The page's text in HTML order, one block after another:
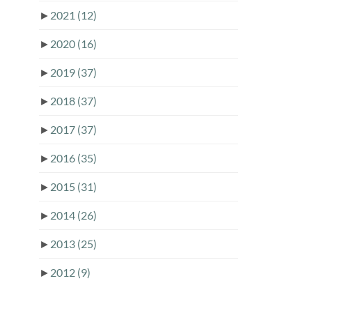
► 2021 (12)
► 2020 (16)
► 2019 (37)
► 2018 (37)
► 2017 (37)
► 2016 (35)
► 2015 (31)
► 2014 (26)
► 2013 (25)
► 2012 (9)